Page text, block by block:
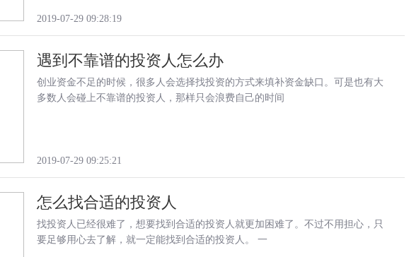
2019-07-29 09:28:19
遇到不靠谱的投资人怎么办
创业资金不足的时候，很多人会选择找投资的方式来填补资金缺口。可是也有大
多数人会碰上不靠谱的投资人，那样只会浪费自己的时间
2019-07-29 09:25:21
怎么找合适的投资人
找投资人已经很难了，想要找到合适的投资人就更加困难了。不过不用担心，只
要足够用心去了解，就一定能找到合适的投资人。 一